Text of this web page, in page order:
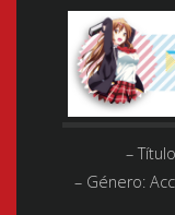
–
– Género: